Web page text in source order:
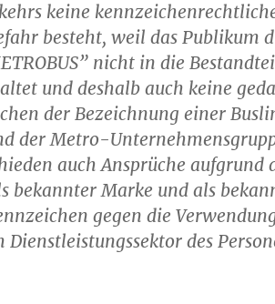
keine
besteht, weil das Publikum
nicht in die
und deshalb auch keine
der Bezeichnung einer
der Metro-
auch Ansprüche aufgrund
bekannter Marke und als
gegen die
Dienstleistungssektor des